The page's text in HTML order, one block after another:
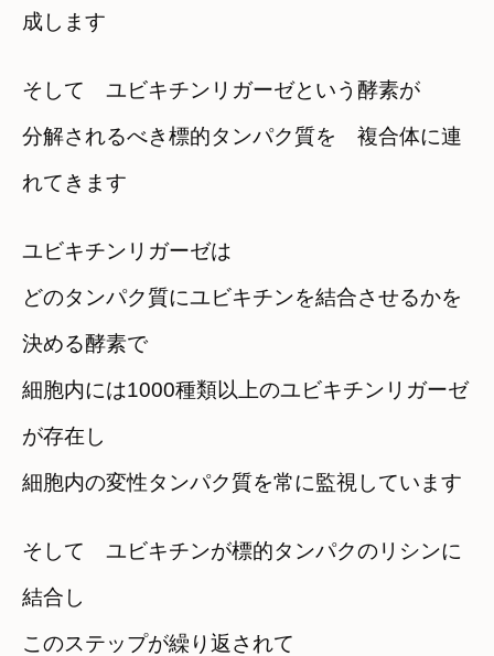
成します
そして ユビキチンリガーゼという酵素が
分解されるべき標的タンパク質を 複合体に連
れてきます
ユビキチンリガーゼは
どのタンパク質にユビキチンを結合させるかを
決める酵素で
細胞内には1000種類以上のユビキチンリガーゼ
が存在し
細胞内の変性タンパク質を常に監視しています
そして ユビキチンが標的タンパクのリシンに
結合し
このステップが繰り返されて